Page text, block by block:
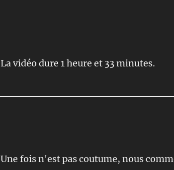
La vidéo dure 1 heure et 33 minutes.
Une fois n'est pas coutume, nous